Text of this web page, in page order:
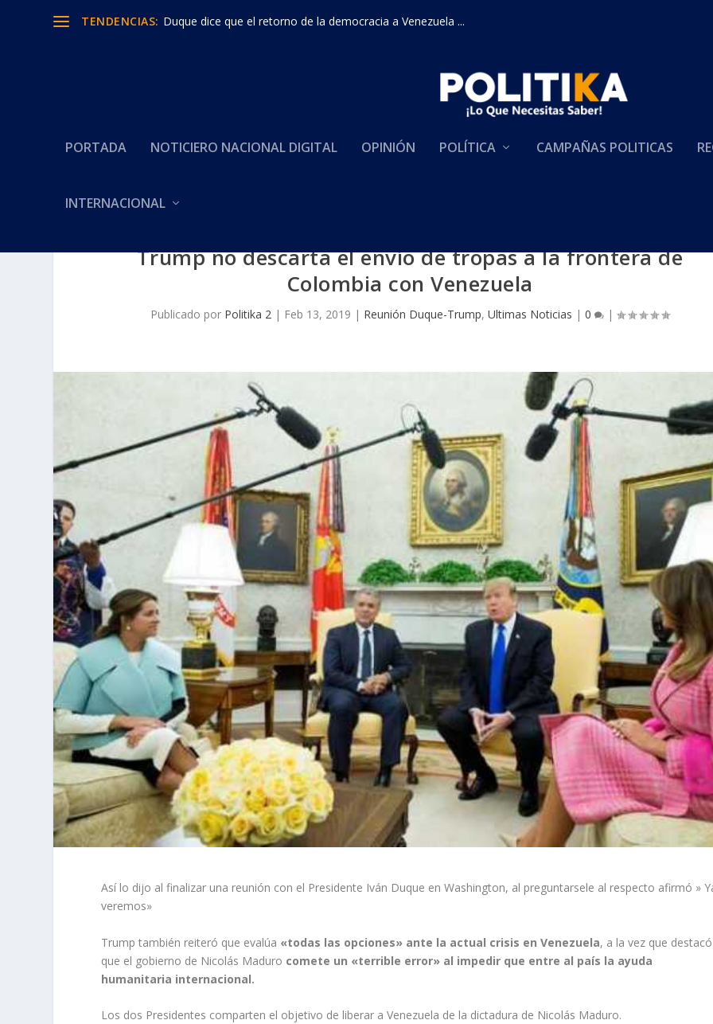
TENDENCIAS: Duque dice que el retorno de la democracia a Venezuela ...
PORTADA NOTICIERO NACIONAL DIGITAL OPINIÓN POLÍTICA CAMPAÑAS POLITICAS
INTERNACIONAL
Trump no descarta el envío de tropas a la frontera de
Colombia con Venezuela
Publicado por Politika 2| Feb 13, 2019 | Reunión Duque-Trump, Ultimas Noticias | 0 |
Así lo dijo al finalizar una reunión con el Presidente Iván Duque en Washington, al preguntarsele al respecto afirmó »
veremos»
Trump también reiteró que evalúa «todas las opciones» ante la actual crisis en Venezuela, a la vez que destacó
que el gobierno de Nicolás Maduro comete un «terrible error» al impedir que entre al país la ayuda
humanitaria internacional.
Los dos Presidentes comparten el objetivo de liberar a Venezuela de la dictadura de Nicolás Maduro.